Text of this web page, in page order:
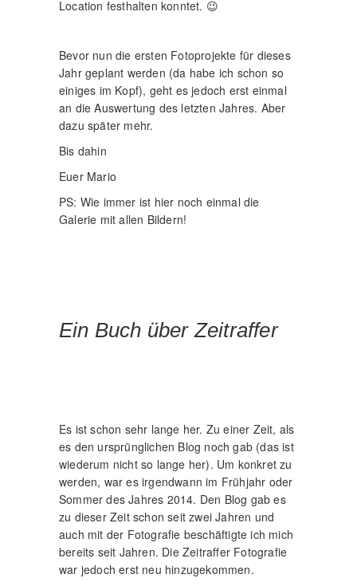
Location festhalten konntet. 😉
Bevor nun die ersten Fotoprojekte für dieses
Jahr geplant werden (da habe ich schon so
einiges im Kopf), geht es jedoch erst einmal
an die Auswertung des letzten Jahres. Aber
dazu später mehr.
Bis dahin
Euer Mario
PS: Wie immer ist hier noch einmal die
Galerie mit allen Bildern!
Ein Buch über Zeitraffer
Es ist schon sehr lange her. Zu einer Zeit, als
es den ursprünglichen Blog noch gab (das ist
wiederum nicht so lange her). Um konkret zu
werden, war es irgendwann im Frühjahr oder
Sommer des Jahres 2014. Den Blog gab es
zu dieser Zeit schon seit zwei Jahren und
auch mit der Fotografie beschäftigte ich mich
bereits seit Jahren. Die Zeitraffer Fotografie
war jedoch erst neu hinzugekommen.